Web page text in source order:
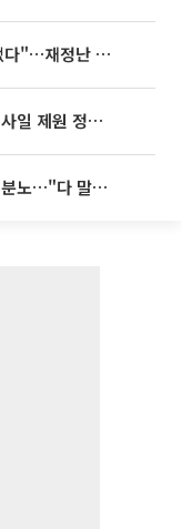
추미애 "복지가 아니라 도민이 늘었다"…재정난 책임론 정면돌파
정밀분석 중"
박문성, 축구협회 '성 접대' 보도에 분노…"다 말아먹으려고 작정했나"